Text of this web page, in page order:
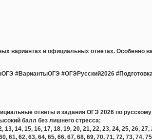
вариантах и официальных ответах. Особенно
#ВариантыОГЭ #ОГЭРусский2026
ответы и задания ОГЭ 2026 по
балл без лишнего стресса:
14, 15, 16, 17, 18, 19, 20, 21, 22, 23, 24, 25, 26, 27,
61, 62, 63, 64, 65, 66, 67, 68, 69, 70, 71, 72, 73, 74,